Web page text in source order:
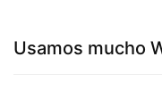
Usamos mucho